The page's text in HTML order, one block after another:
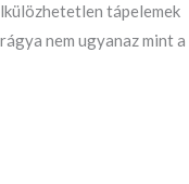
tápelemek
nem ugyanaz mint a